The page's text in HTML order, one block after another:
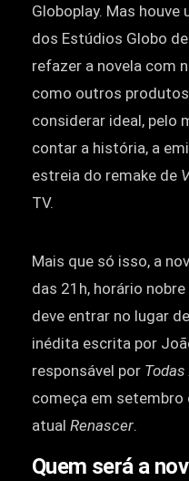
Globoplay. Mas houve
dos Estúdios Globo
refazer a novela com
como outros
considerar ideal, pelo
contar a história, a
estreia do remake de
TV.
Mais que só isso, a
das 21h, horário
deve entrar no lugar de
inédita escrita por
responsável por
começa em
atual Renascer.
Quem será a